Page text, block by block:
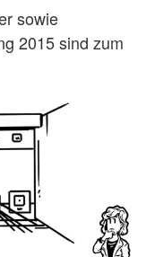
sowie
2015 sind zum